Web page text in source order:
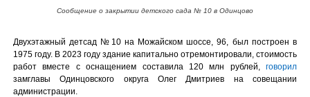
Сообщение о закрытии детского сада № 10 в Одинцово
Двухэтажный детсад №10 на Можайском шоссе, 96, был построен в
1975 году. В 2023 году здание капитально отремонтировали, стоимость
работ вместе с оснащением составила 120 млн рублей, говорил
замглавы Одинцовского округа Олег Дмитриев на совещании
администрации.